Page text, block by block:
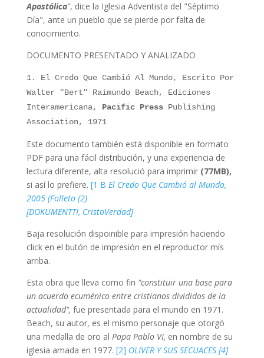
Apostólica", dice la Iglesia Adventista del "Séptimo
Día", ante un pueblo que se pierde por falta de
conocimiento.
DOCUMENTO PRESENTADO Y ANALIZADO
1. El Credo Que Cambió Al Mundo, Escrito Por
Walter "Bert" Raimundo Beach, Ediciones
Interamericana, Pacific PressPublishing
Association, 1971
Este documento también está disponible en formato
PDF para una fácil distribución, y una experiencia de
lectura diferente, alta resolució para imprimir (77MB),
si así lo prefiere. [1 B El Credo Que Cambió al Mundo,
2005 (Folleto (2)
[DOKUMENTTI, CristoVerdad]
Baja resolución dispoinible para impresión haciendo
click en el butón de impresión en el reproductor mís
arriba.
Esta obra que lleva como fin "constituir una base para
un acuerdo ecuménico entre cristianos divididos de la
actualidad", fue presentada para el mundo en 1971.
Beach, su autor, es el mismo personaje que otorgó
una medalla de oro al Papa Pablo VI, en nombre de su
iglesia amada en 1977. [2] OLIVER Y SUS SECUACES [4]